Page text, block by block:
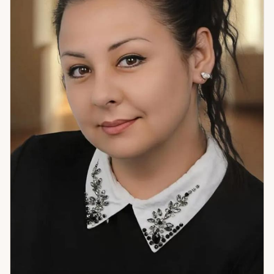
анализ ситуации — я готова к работе.